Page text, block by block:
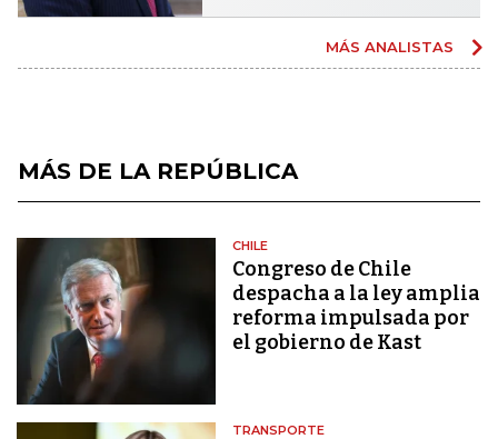
MÁS ANALISTAS
MÁS DE LA REPÚBLICA
CHILE
Congreso de Chile
despacha a la ley amplia
reforma impulsada por
el gobierno de Kast
TRANSPORTE